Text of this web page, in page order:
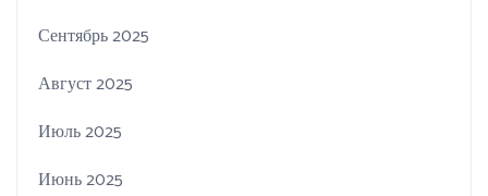
Сентябрь 2025
Август 2025
Июль 2025
Июнь 2025